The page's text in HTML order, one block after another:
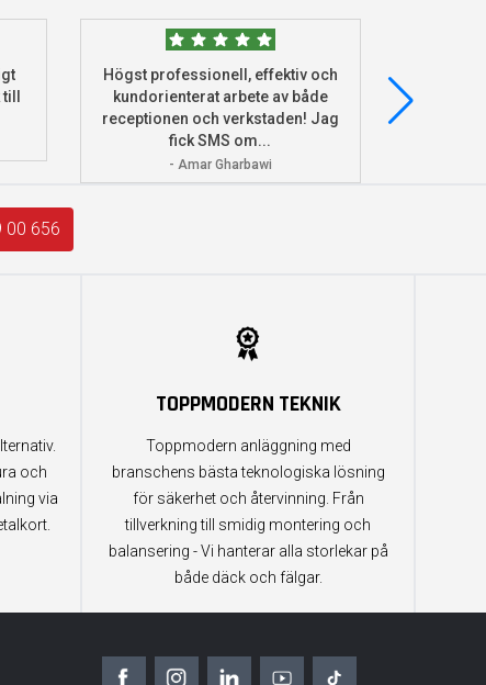
Högst professionell, effektiv och
kundorienterat arbete av både
receptionen och verkstaden! Jag
fick SMS om...
- Amar Gharbawi
deras
00 656
och
via
TOPPMODERN TEKNIK
Toppmodern anläggning med
branschens bästa teknologiska lösning
för säkerhet och återvinning. Från
tillverkning till smidig montering och
balansering - Vi hanterar alla storlekar på
både däck och fälgar.